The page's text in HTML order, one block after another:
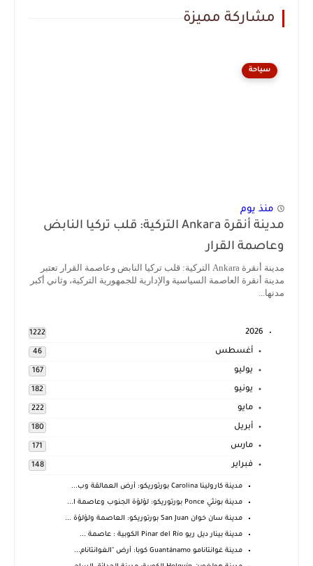
مشاركة مميزة
سياحة
منذ يوم
مدينة أنقرة Ankara التركية: قلب تركيا النابض
وعاصمة القرار
مدينة أنقرة Ankara التركية: قلب تركيا النابض وعاصمة القرار تعتبر
مدينة أنقرة العاصمة السياسية والإدارية للجمهورية التركية، وثاني أكبر
مدنها...
2026
1222
أغسطس 46
يوليو 167
يونيو 182
مايو 222
أبريل 180
مارس 171
فبراير 148
مدينة كارولينا Carolina بورتوريكو: أرض العمالقة وب...
مدينة بونثي Ponce بورتوريكو: لؤلؤة الجنوب وعاصمة ا...
مدينة سان خوان San Juan بورتوريكو: العاصمة ولؤلؤة ...
مدينة بينار ديل ريو Pinar del Río الكوبية : عاصمة ...
مدينة غوانتانامو Guantánamo كوبا: أرض "الغوانتانام...